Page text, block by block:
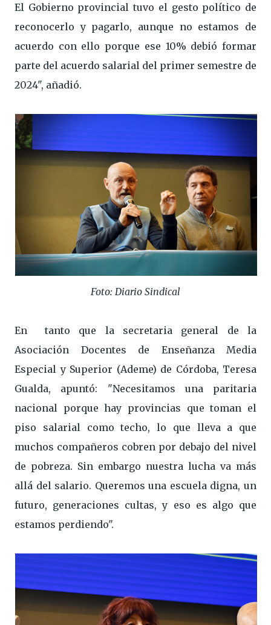
El Gobierno provincial tuvo el gesto político de
reconocerlo y pagarlo, aunque no estamos de
acuerdo con ello porque ese 10% debió formar
parte del acuerdo salarial del primer semestre de
2024", añadió.
Foto: Diario Sindical
En tanto que la secretaria general de la
Asociación Docentes de Enseñanza Media
Especial y Superior (Ademe) de Córdoba, Teresa
Gualda, apuntó: "Necesitamos una paritaria
nacional porque hay provincias que toman el
piso salarial como techo, lo que lleva a que
muchos compañeros cobren por debajo del nivel
de pobreza. Sin embargo nuestra lucha va más
allá del salario. Queremos una escuela digna, un
futuro, generaciones cultas, y eso es algo que
estamos perdiendo".